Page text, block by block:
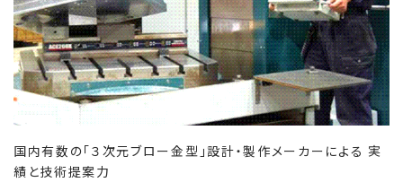
国内有数の「３次元ブロー金型」設計・製作メーカーによる 実
績と技術提案力